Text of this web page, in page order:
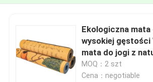
Ekologiczna mata
wysokiej gęstości
mata do jogi z
MOQ：2 szt
Cena：negotiable